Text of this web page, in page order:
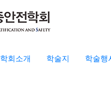
학회소개 학술지 학술행